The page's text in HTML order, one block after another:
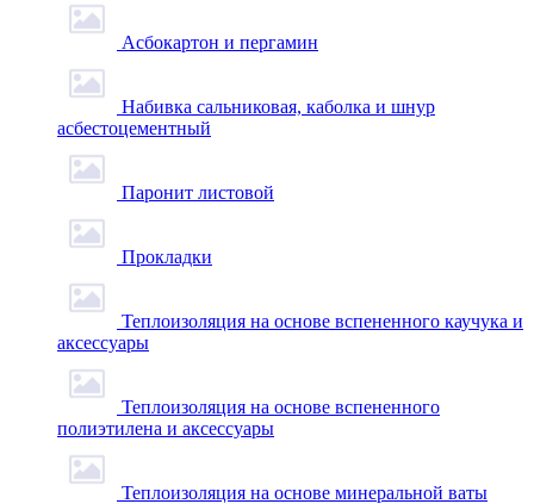
Асбокартон и пергамин
Набивка сальниковая, каболка и шнур
асбестоцементный
Паронит листовой
Прокладки
Теплоизоляция на основе вспененного каучука и
аксессуары
Теплоизоляция на основе вспененного
полиэтилена и аксессуары
Теплоизоляция на основе минеральной ваты